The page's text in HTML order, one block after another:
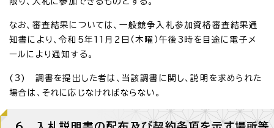
なお、審査結果については、一般競争入札参加資格審査結果通
知書により、令和5年11月2日（木曜）午後3時を目途に電子メ
ールにより通知する。
(3) 調書を提出した者は、当該調書に関し、説明を求められた
場合は、それに応じなければならない。